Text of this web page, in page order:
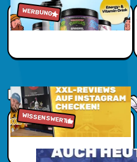
WERBUNG
Gamersonly - Jetzt Sparen
NUKUVERSUM
Zu den Reviews
WISSENSWERT